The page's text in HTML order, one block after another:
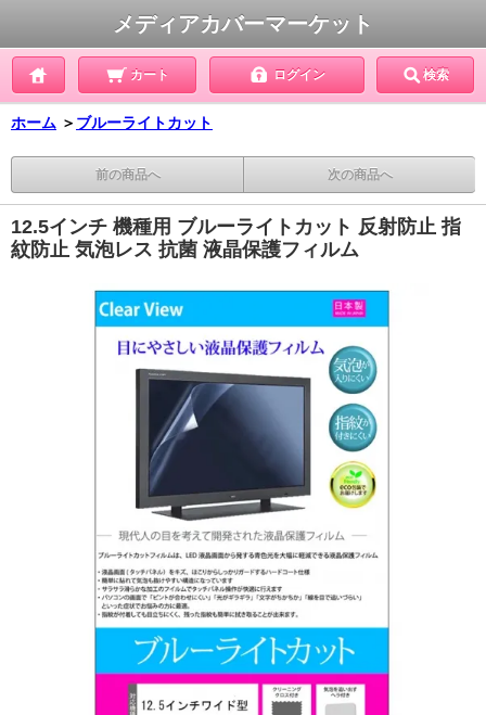
メディアカバーマーケット
カート ログイン 検索
ホーム ＞ ブルーライトカット
前の商品へ 次の商品へ
12.5インチ 機種用 ブルーライトカット 反射防止 指
紋防止 気泡レス 抗菌 液晶保護フィルム